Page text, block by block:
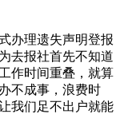
办理遗失声明登报
去报社首先不知道
作时间重叠，就算
不成事，浪费时
我们足不出户就能